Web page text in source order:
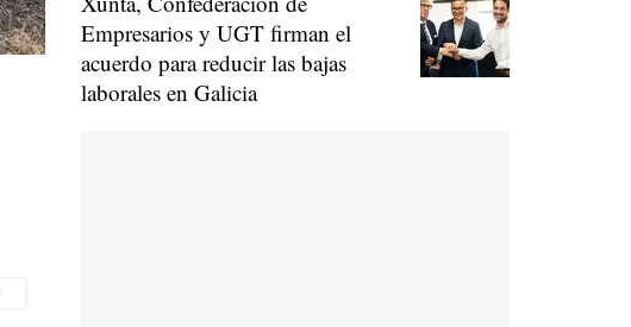
Empresarios y UGT firman el
acuerdo para reducir las bajas
laborales en Galicia